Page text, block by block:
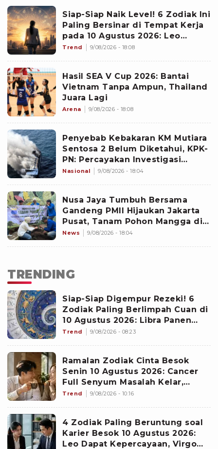
Siap-Siap Naik Level! 6 Zodiak Ini
Paling Bersinar di Tempat Kerja
pada 10 Agustus 2026: Leo
Emban Peran Penting
Trend 9/08/2026 - 18:08
Hasil SEA V Cup 2026: Bantai
Vietnam Tanpa Ampun, Thailand
Juara Lagi
Arena 9/08/2026 - 18:08
Penyebab Kebakaran KM Mutiara
Sentosa 2 Belum Diketahui, KPK-
PN: Percayakan Investigasi
kepada KNKT
Nasional 9/08/2026 - 18:04
Nusa Jaya Tumbuh Bersama
Gandeng PMII Hijaukan Jakarta
Pusat, Tanam Pohon Mangga di
Mangga Dua
News 9/08/2026 - 18:04
TRENDING
Siap-Siap Digempur Rezeki! 6
Zodiak Paling Berlimpah Cuan di
10 Agustus 2026: Libra Panen
Proyek Emas
Trend 9/08/2026 - 08:23
Ramalan Zodiak Cinta Besok
Senin 10 Agustus 2026: Cancer
Full Senyum Masalah Kelar,
Scorpio Awas Terprovokasi
Trend 9/08/2026 - 10:16
4 Zodiak Paling Beruntung soal
Karier Besok 10 Agustus 2026:
Leo Dapat Kepercayaan, Virgo